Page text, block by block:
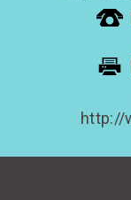
http://